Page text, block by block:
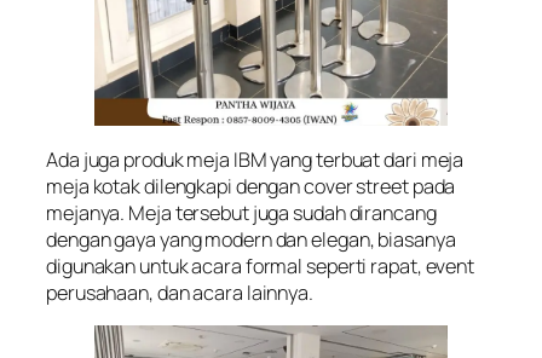
Ada juga produk meja IBM yang terbuat dari meja
meja kotak dilengkapi dengan cover street pada
mejanya. Meja tersebut juga sudah dirancang
dengan gaya yang modern dan elegan, biasanya
digunakan untuk acara formal seperti rapat, event
perusahaan, dan acara lainnya.